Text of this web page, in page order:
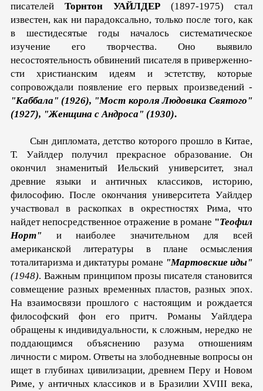
писателей Торнтон УАЙЛДЕР (1897-1975) стал
известен, как ни пара­доксально, только после того, как
в шестидесятые годы началось систематическое
изучение его творчества. Оно вы­явило
несостоятельность обвинений писателя в приверженно­
сти христианским идеям и эстетству, которые
сопровождали появление его первых произведений -
"Каббала" (1926), "Мост короля Людовика Святого"
(1927), "Женщина с Андро­са" (1930).
Сын дипломата, детство которого прошло в Китае,
Т. Уайлдер получил прекрасное образование. Он
окончил знаме­нитый Иельский университет, знал
древние языки и античных классиков, историю,
философию. После окончания универси­тета Уайлдер
участвовал в раскопках в окрестностях Рима, что
найдет непосредственное отражение в романе "Теофил
Норт" и наиболее значительном для всей
американской литературы в плане осмысления
тоталитаризма и диктатуры романе "Мартовские иды"
(1948). Важным принципом прозы писателя становится
совме­щение разных временных пластов, разных эпох.
На взаимо­связи прошлого с настоящим и рождается
философский фон его притч. Романы Уайлдера
обращены к индивидуальности, к сложным, нередко не
поддающимся объяснению разума от­ношениям
личности с миром. Ответы на злободневные во­просы он
ищет в глубинах цивилизации, древнем Перу и Но­вом
Риме, у античных классиков и в Бразилии XVIII века,